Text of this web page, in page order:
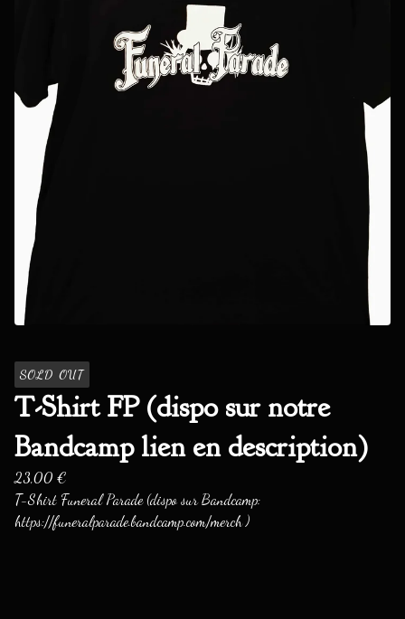
SOLD OUT
T-Shirt FP (dispo sur notre
Bandcamp lien en description)
23,00 €
T-Shirt Funeral Parade (dispo sur Bandcamp:
https://funeralparade.bandcamp.com/merch )